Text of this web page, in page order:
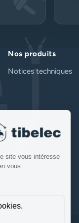
Nos produits
Notices techniques